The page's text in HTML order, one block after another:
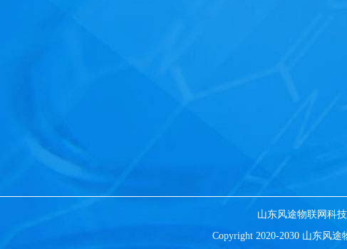
山东风途物联网科
Copyright 2020-2030 山东风